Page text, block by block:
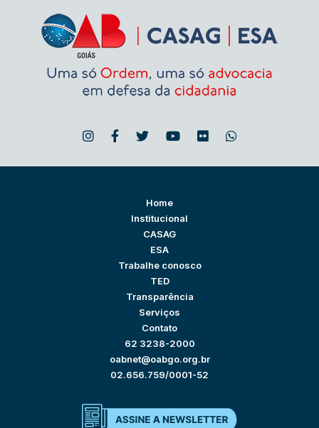
Home
Institucional
CASAG
ESA
Trabalhe conosco
TED
Transparência
Serviços
Contato
62 3238-2000
oabnet@oabgo.org.br
02.656.759/0001-52